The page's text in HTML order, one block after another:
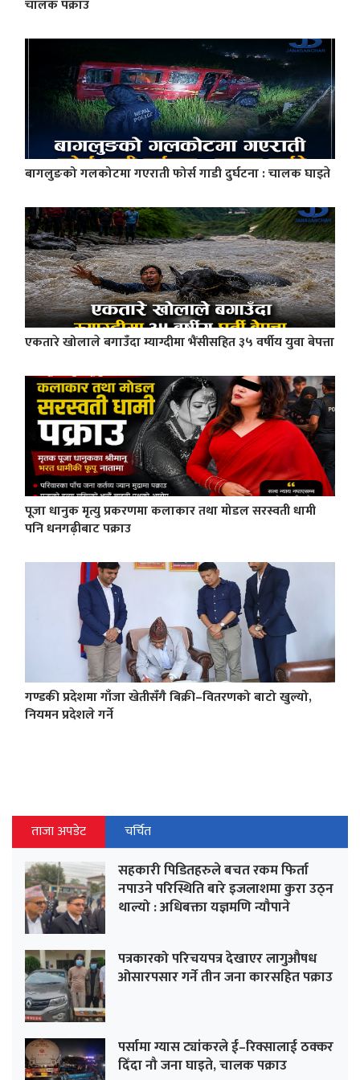
चालक पक्राउ
बागलुङको गलकोटमा गएराती फोर्स गाडी दुर्घटना : चालक घाइते
एकतारे खोलाले बगाउँदा म्याग्दीमा भैंसीसहित ३५ वर्षीय युवा बेपत्ता
पूजा धानुक मृत्यु प्रकरणमा कलाकार तथा मोडल सरस्वती धामी
पनि धनगढ़ीबाट पक्राउ
गण्डकी प्रदेशमा गाँजा खेतीसँगै बिक्री–वितरणको बाटो खुल्यो,
नियमन प्रदेशले गर्ने
ताजा अपडेट चर्चित
सहकारी पिडितहरुले बचत रकम फिर्ता
नपाउने परिस्थिति बारे इजलाशमा कुरा उठ्न
थाल्यो : अधिबक्ता यज्ञमणि न्यौपाने
पत्रकारको परिचयपत्र देखाएर लागुऔषध
ओसारपसार गर्ने तीन जना कारसहित पक्राउ
पर्सामा ग्यास ट्यांकरले ई–रिक्सालाई ठक्कर
दिँदा नौ जना घाइते, चालक पक्राउ